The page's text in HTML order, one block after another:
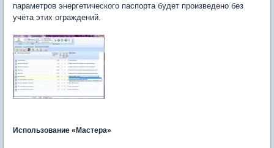
параметров энергетического паспорта будет произведено без
учёта этих ограждений.
Использование «Мастера»